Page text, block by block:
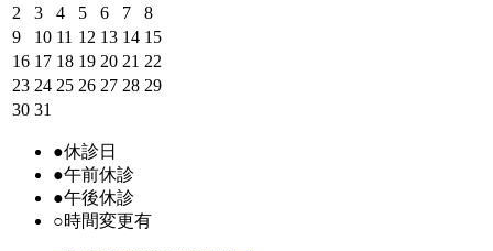
2
3 4 5 6 7
8
9
10 11 12 13 14 15
16 17 18 19 20 21 22
23 24 25 26 27 28 29
30 31
●休診日
●午前休診
●午後休診
○時間変更有